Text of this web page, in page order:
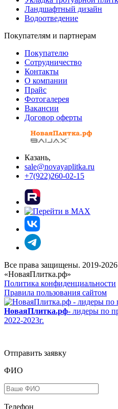
Ландшафтный дизайн
Водоотведение
Покупателям и партнерам
Покупателю
Сотрудничество
Контакты
О компании
Прайс
Фотогалерея
Вакансии
Договор оферты
Казань,
sale@novayaplitka.ru
+7(922)260-02-15
Все права защищены. 2019-2026
«НоваяПлитка.рф»
Политика конфиденциальности
Правила пользования сайтом
НоваяПлитка.рф- лидеры по
2022-2023г.
Отправить заявку
ФИО
Телефон